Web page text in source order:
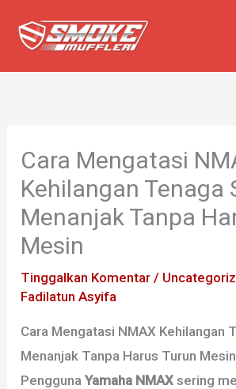
Cara Mengatasi
Kehilangan Tenaga
Menanjak Tanpa
Mesin
Tinggalkan Komentar /
Fadilatun Asyifa
Cara Mengatasi NMAX Kehilangan
Menanjak Tanpa Harus Turun Mesin
PenggunaYamaha NMAX sering